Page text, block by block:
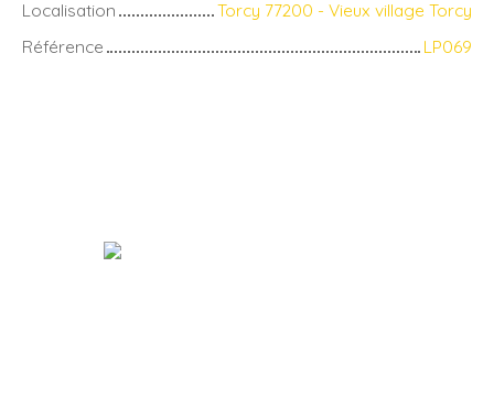
Localisation
Torcy 77200 - Vieux village Torcy
Référence
LP069